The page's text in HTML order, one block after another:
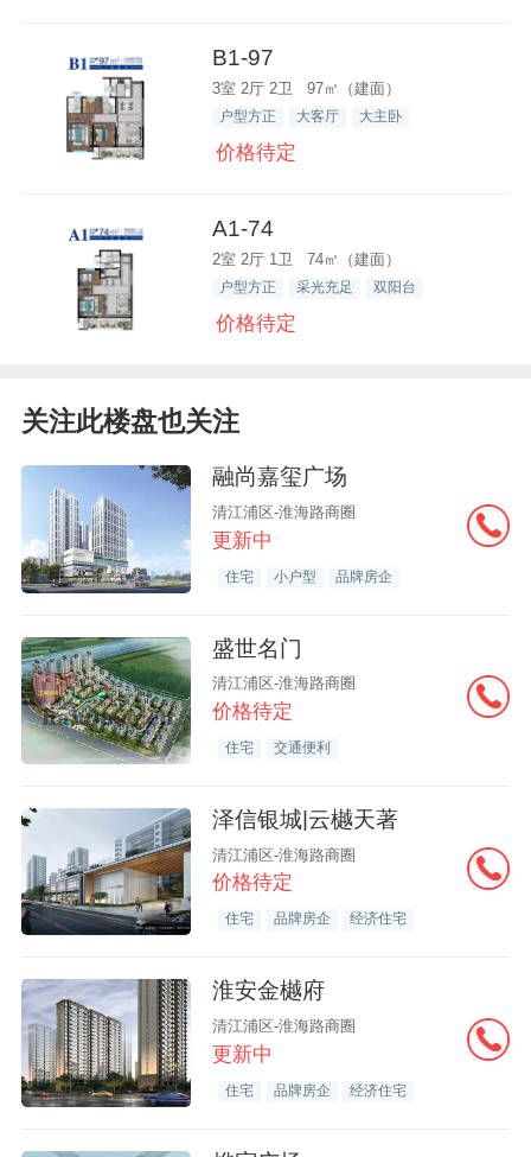
B1-97
3室 2厅 2卫 97㎡（建面）
户型方正 大客厅 大主卧
价格待定
A1-74
2室 2厅 1卫 74㎡（建面）
户型方正 采光充足 双阳台
价格待定
关注此楼盘也关注
融尚嘉玺广场
清江浦区-淮海路商圈
更新中
住宅 小户型 品牌房企
盛世名门
清江浦区-淮海路商圈
价格待定
住宅 交通便利
泽信银城|云樾天著
清江浦区-淮海路商圈
价格待定
住宅 品牌房企 经济住宅
淮安金樾府
清江浦区-淮海路商圈
更新中
住宅 品牌房企 经济住宅